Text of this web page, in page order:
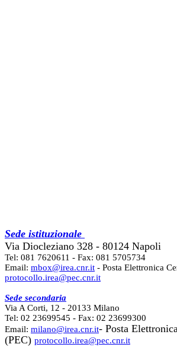
Sede istituzionale
Via Diocleziano 328 - 80124 Napoli
Tel: 081 7620611 - Fax: 081 5705734
Email: mbox@irea.cnr.it - Posta Elettronica
protocollo.irea@pec.cnr.it
Sede secondaria
Via A Corti, 12 - 20133 Milano
Tel: 02 23699545 - Fax: 02 23699300
Email: milano@irea.cnr.it- Posta
(PEC) protocollo.irea@pec.cnr.it